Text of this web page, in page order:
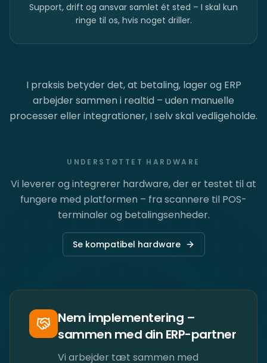
Support, drift og ansvar samlet ét sted – I skal kun
ringe til os, hvis noget driller.
I praksis betyder det, at betaling, lager og ERP
arbejder sammen i realtid – uden manuelle
processer eller integrationer, I selv skal vedligeholde.
UNDERSTØTTET HARDWARE
Vi leverer og integrerer hardware, der er testet til at
fungere med platformen – fra scannere til POS-
terminaler og betalingsenheder.
Se kompatibel hardware
Nem implementering –
sammen med din ERP-partner
Vi arbejder tæt sammen med